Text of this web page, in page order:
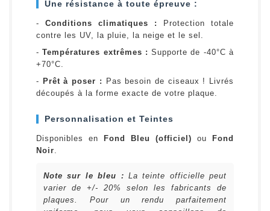
Une résistance à toute épreuve :
- Conditions climatiques :
Protection totale
contre les UV, la pluie, la neige et le sel.
-Températures extrêmes : Supporte de -40°C à
+70°C.
- Prêt à poser :
Pas besoin de ciseaux ! Livrés
découpés à la forme exacte de votre plaque.
Personnalisation et Teintes
Disponibles en Fond Bleu (officiel) ou
Fond
Noir.
Note sur le bleu : La teinte officielle peut
varier de +/- 20% selon les fabricants de
plaques. Pour un rendu parfaitement